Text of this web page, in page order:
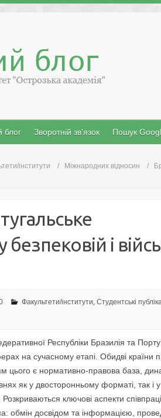
блог Зворотній зв’язок Пошук
інститути Міжнародних відносин
і
Факультети/інститути, Студентські
Республіки Бразилія та
на сучасному етапі. Обидві країни
цього є нормативно-правова база,
як у двосторонньому форматі, так і
ключові аспекти
обмін досвідом та інформацією,